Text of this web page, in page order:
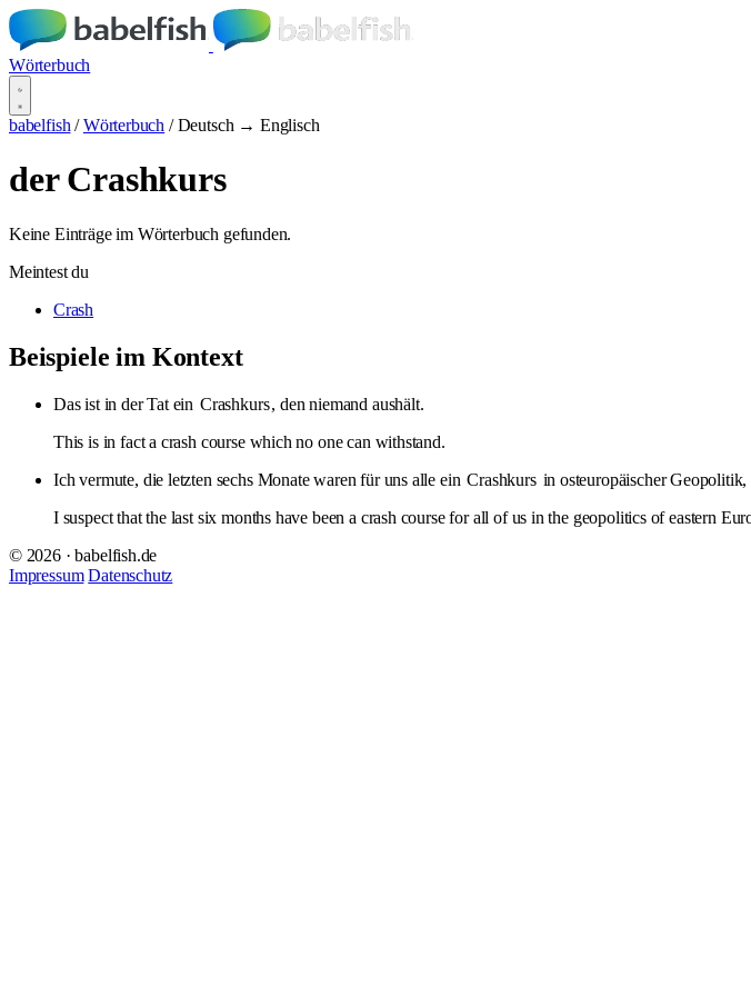
Wörterbuch
babelfish / Wörterbuch / Deutsch → Englisch
der Crashkurs
Keine Einträge im Wörterbuch gefunden.
Meintest du
Crash
Beispiele im Kontext
Das ist in der Tat ein Crashkurs, den niemand aushält.
This is in fact a crash course which no one can withstand.
Ich vermute, die letzten sechs Monate waren für uns alle ein Crashkurs in osteuropäischer
I suspect that the last six months have been a crash course for all of us in the geopolitics of eastern
© 2026 · babelfish.de
Impressum Datenschutz